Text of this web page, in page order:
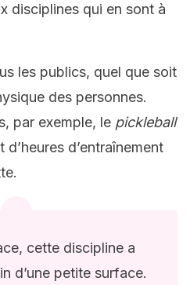
disciplines qui en sont à
les publics, quel que soit
des personnes.
par exemple, le pickleball
d’entraînement
cette discipline a
d’une petite surface.